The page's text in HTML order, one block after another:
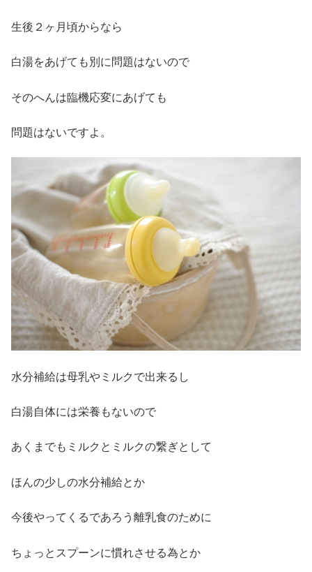
生後２ヶ月頃からなら
白湯をあげても別に問題はないので
そのへんは臨機応変にあげても
問題はないですよ。
水分補給は母乳やミルクで出来るし
白湯自体には栄養もないので
あくまでもミルクとミルクの繋ぎとして
ほんの少しの水分補給とか
今後やってくるであろう離乳食のために
ちょっとスプーンに慣れさせる為とか